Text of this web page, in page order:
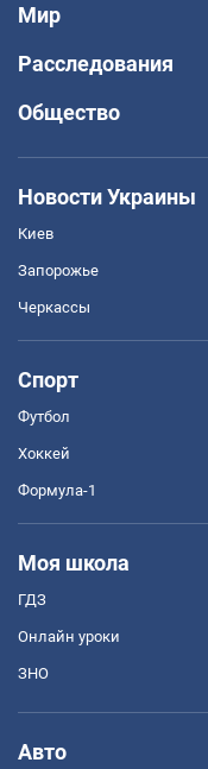
Мир
Расследования
Общество
Новости Украины
Киев
Запорожье
Черкассы
Спорт
Футбол
Хоккей
Формула-1
Моя школа
ГДЗ
Онлайн уроки
ЗНО
Авто